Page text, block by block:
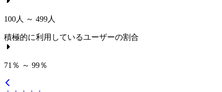
100人 ～ 499人
積極的に利用しているユーザーの割合
71％ ～ 99％